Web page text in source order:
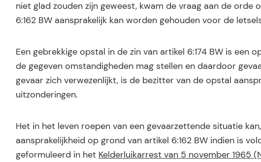
niet glad zouden zijn geweest, kwam de vraag aan de orde
6:162 BW aansprakelijk kan worden gehouden voor de
Een gebrekkige opstal in de zin van artikel 6:174 BW is een
de gegeven omstandigheden mag stellen en daardoor
gevaar zich verwezenlijkt, is de bezitter van de opstal
uitzonderingen.
Het in het leven roepen van een gevaarzettende situatie
aansprakelijkheid op grond van artikel 6:162 BW indien is
geformuleerd in het Kelderluikarrest van 5 november 1965